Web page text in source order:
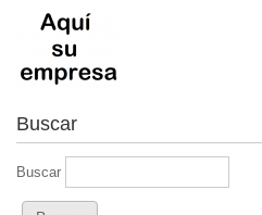
Buscar
Buscar